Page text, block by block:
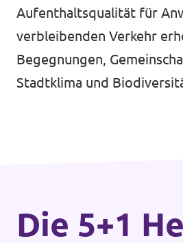
Aufenthaltsqualität für
verbleibenden Verkehr
Begegnungen,
Stadtklima und
Die 5+1